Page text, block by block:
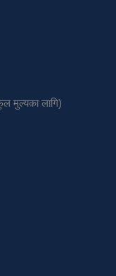
मुल्यका लागि)